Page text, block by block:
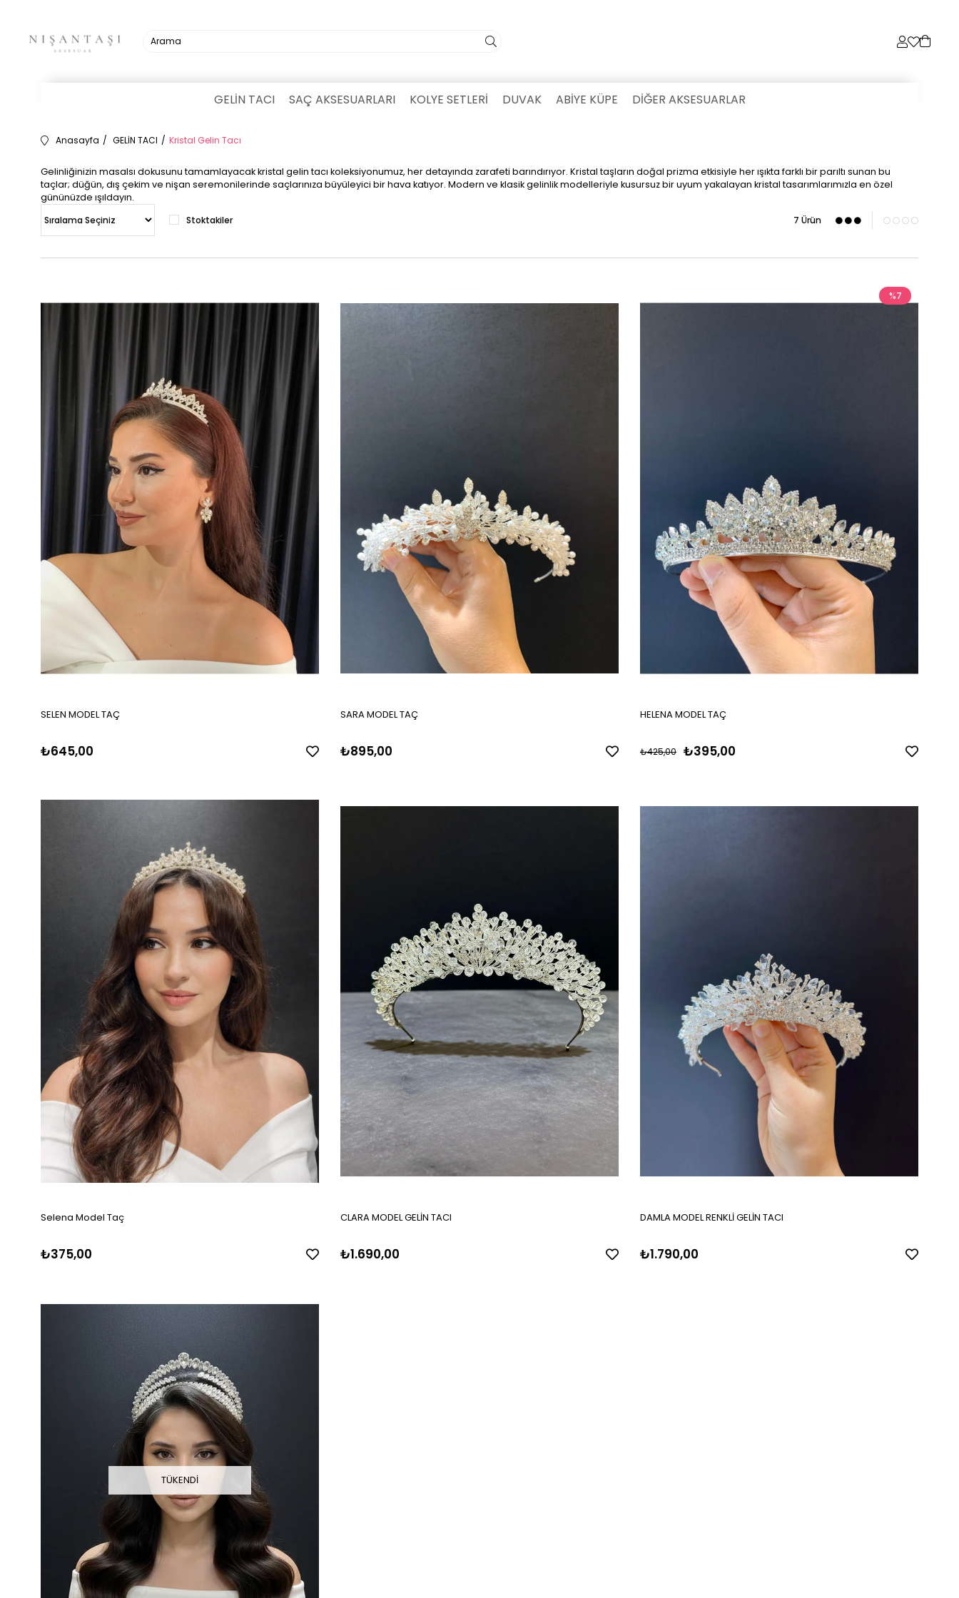
GELİN TACI SAÇ AKSESUARLARI KOLYE SETLERİ DUVAK ABİYE KÜPE DİĞER AKSESUARLAR
Anasayfa GELİN TACI Kristal Gelin Tacı
Gelinliğinizin masalsı dokusunu tamamlayacak kristal gelin tacı koleksiyonumuz, her detayında zarafeti barındırıyor. Kristal taşların doğal prizma etkisiyle her ışıkta farklı bir parıltı sunan bu
taçlar; düğün, dış çekim ve nişan seremonilerinde saçlarınıza büyüleyici bir hava katıyor. Modern ve klasik gelinlik modelleriyle kusursuz bir uyum yakalayan kristal tasarımlarımızla en özel
gününüzde ışıldayın.
Stoktakiler
7 Ürün
SELEN MODEL TAÇ
₺645,00
SARA MODEL TAÇ
₺895,00
HELENA MODEL TAÇ
₺395,00
₺425,00
%7
Selena Model Taç
₺375,00
CLARA MODEL GELİN TACI
₺1.690,00
DAMLA MODEL RENKLİ GELİN TACI
₺1.790,00
TÜKENDI